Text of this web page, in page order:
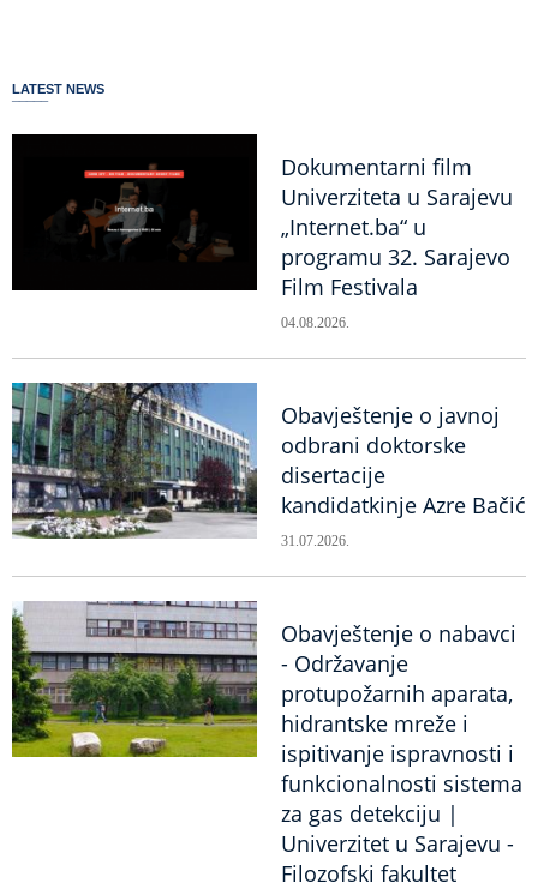
LATEST NEWS
Dokumentarni film
Univerziteta u Sarajevu
„Internet.ba“ u
programu 32. Sarajevo
Film Festivala
04.08.2026.
Obavještenje o javnoj
odbrani doktorske
disertacije
kandidatkinje Azre Bačić
31.07.2026.
Obavještenje o nabavci
- Održavanje
protupožarnih aparata,
hidrantske mreže i
ispitivanje ispravnosti i
funkcionalnosti sistema
za gas detekciju |
Univerzitet u Sarajevu -
Filozofski fakultet